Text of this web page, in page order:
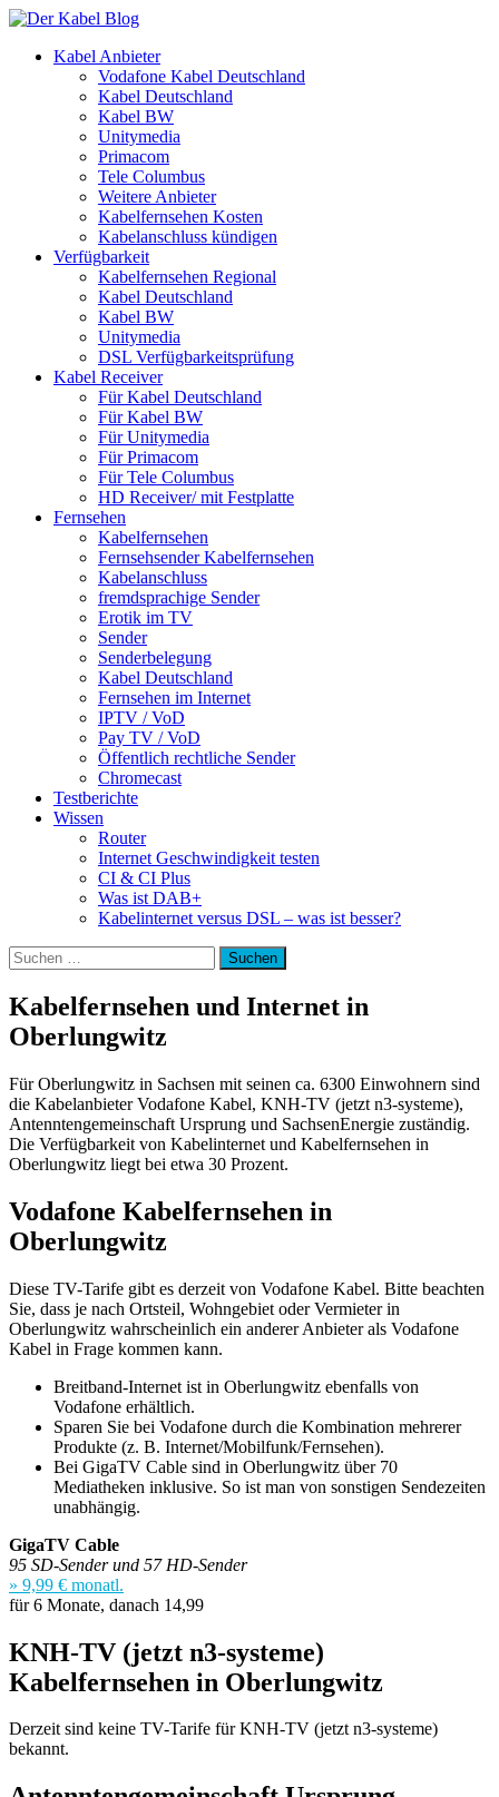
Kabel Anbieter
Vodafone Kabel Deutschland
Kabel Deutschland
Kabel BW
Unitymedia
Primacom
Tele Columbus
Weitere Anbieter
Kabelfernsehen Kosten
Kabelanschluss kündigen
Verfügbarkeit
Kabelfernsehen Regional
Kabel Deutschland
Kabel BW
Unitymedia
DSL Verfügbarkeitsprüfung
Kabel Receiver
Für Kabel Deutschland
Für Kabel BW
Für Unitymedia
Für Primacom
Für Tele Columbus
HD Receiver/ mit Festplatte
Fernsehen
Kabelfernsehen
Fernsehsender Kabelfernsehen
Kabelanschluss
fremdsprachige Sender
Erotik im TV
Sender
Senderbelegung
Kabel Deutschland
Fernsehen im Internet
IPTV / VoD
Pay TV / VoD
Öffentlich rechtliche Sender
Chromecast
Testberichte
Wissen
Router
Internet Geschwindigkeit testen
CI & CI Plus
Was ist DAB+
Kabelinternet versus DSL – was ist besser?
Suchen
nach:
Kabelfernsehen und Internet in
Oberlungwitz
Für Oberlungwitz in Sachsen mit seinen ca. 6300 Einwohnern sind
die Kabelanbieter Vodafone Kabel, KNH-TV (jetzt n3-systeme),
Antenntengemeinschaft Ursprung und SachsenEnergie zuständig.
Die Verfügbarkeit von Kabelinternet und Kabelfernsehen in
Oberlungwitz liegt bei etwa 30 Prozent.
Vodafone Kabelfernsehen in
Oberlungwitz
Diese TV-Tarife gibt es derzeit von Vodafone Kabel. Bitte beachten
Sie, dass je nach Ortsteil, Wohngebiet oder Vermieter in
Oberlungwitz wahrscheinlich ein anderer Anbieter als Vodafone
Kabel in Frage kommen kann.
Breitband-Internet ist in Oberlungwitz ebenfalls von
Vodafone erhältlich.
Sparen Sie bei Vodafone durch die Kombination mehrerer
Produkte (z. B. Internet/Mobilfunk/Fernsehen).
Bei GigaTV Cable sind in Oberlungwitz über 70
Mediatheken inklusive. So ist man von sonstigen Sendezeiten
unabhängig.
GigaTV Cable
95 SD-Sender und 57 HD-Sender
» 9,99 € monatl.
für 6 Monate, danach 14,99
KNH-TV (jetzt n3-systeme)
Kabelfernsehen in Oberlungwitz
Derzeit sind keine TV-Tarife für KNH-TV (jetzt n3-systeme)
bekannt.